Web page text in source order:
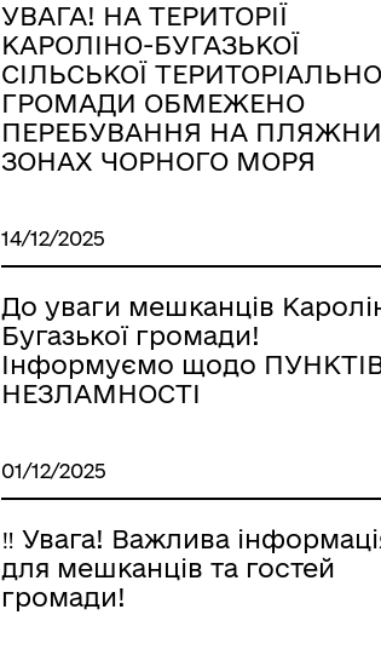
УВАГА! НА ТЕРИТОРІЇ
КАРОЛІНО-БУГАЗЬКОЇ
СІЛЬСЬКОЇ
ГРОМАДИ ОБМЕЖЕНО
ПЕРЕБУВАННЯ НА
ЗОНАХ ЧОРНОГО МОРЯ
14/12/2025
До уваги мешканців
Бугазької громади!
Інформуємо щодо
НЕЗЛАМНОСТІ
01/12/2025
‼️ Увага! Важлива
для мешканців та гостей
громади!